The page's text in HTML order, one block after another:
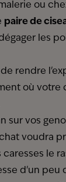
ou
paire de
les
rendre
où
sur vos
voudra
le
d'un peu